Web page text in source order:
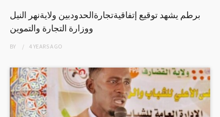
برطم يشهد توقيع إتفاقيةتجارةالحدودبين ولايةنهر النيل
ووزارة التجارة والتموين
BY 4 YEARSAGO